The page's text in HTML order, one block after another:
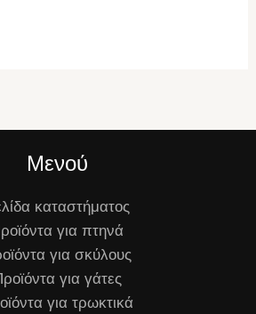
Μενού
καταστήματος
για πτηνά
για σκύλους
για γάτες
για τρωκτικά